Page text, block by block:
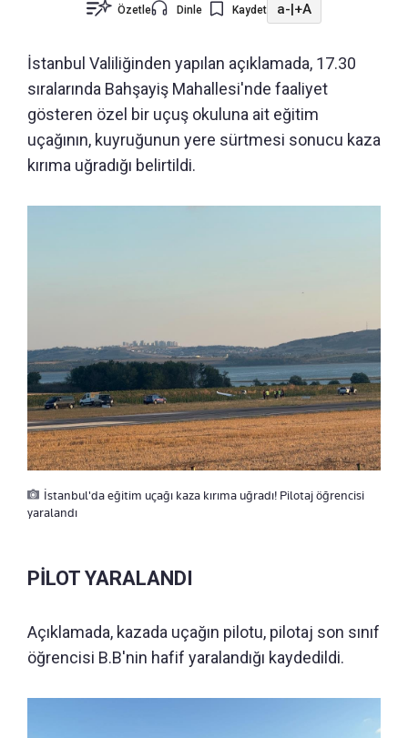
Özetle Dinle Kaydet a-|+A
İstanbul Valiliğinden yapılan açıklamada, 17.30
sıralarında Bahşayiş Mahallesi'nde faaliyet
gösteren özel bir uçuş okuluna ait eğitim
uçağının, kuyruğunun yere sürtmesi sonucu kaza
kırıma uğradığı belirtildi.
İstanbul'da eğitim uçağı kaza kırıma uğradı! Pilotaj öğrencisi
yaralandı
PİLOT YARALANDI
Açıklamada, kazada uçağın pilotu, pilotaj son sınıf
öğrencisi B.B'nin hafif yaralandığı kaydedildi.